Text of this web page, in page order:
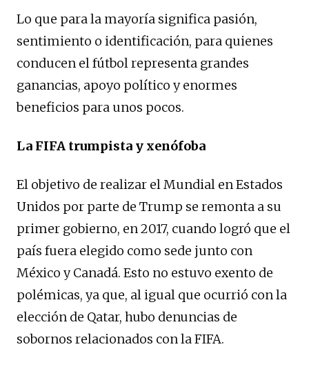
Lo que para la mayoría significa pasión,
sentimiento o identificación, para quienes
conducen el fútbol representa grandes
ganancias, apoyo político y enormes
beneficios para unos pocos.
La FIFA trumpista y xenófoba
El objetivo de realizar el Mundial en Estados
Unidos por parte de Trump se remonta a su
primer gobierno, en 2017, cuando logró que el
país fuera elegido como sede junto con
México y Canadá. Esto no estuvo exento de
polémicas, ya que, al igual que ocurrió con la
elección de Qatar, hubo denuncias de
sobornos relacionados con la FIFA.